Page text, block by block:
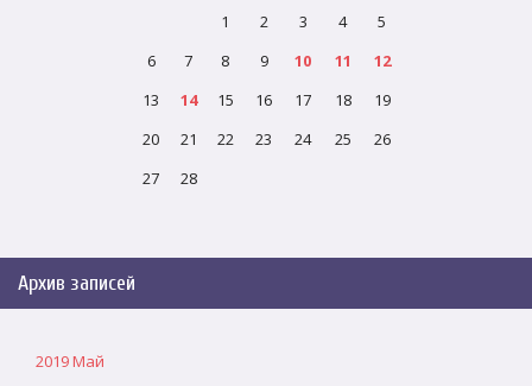
1 2 3 4
5
6
7 8 9 10 11
12
13
14 15 16 17 18
19
20
21 22 23 24 25
26
27
28
Архив записей
2019 Май